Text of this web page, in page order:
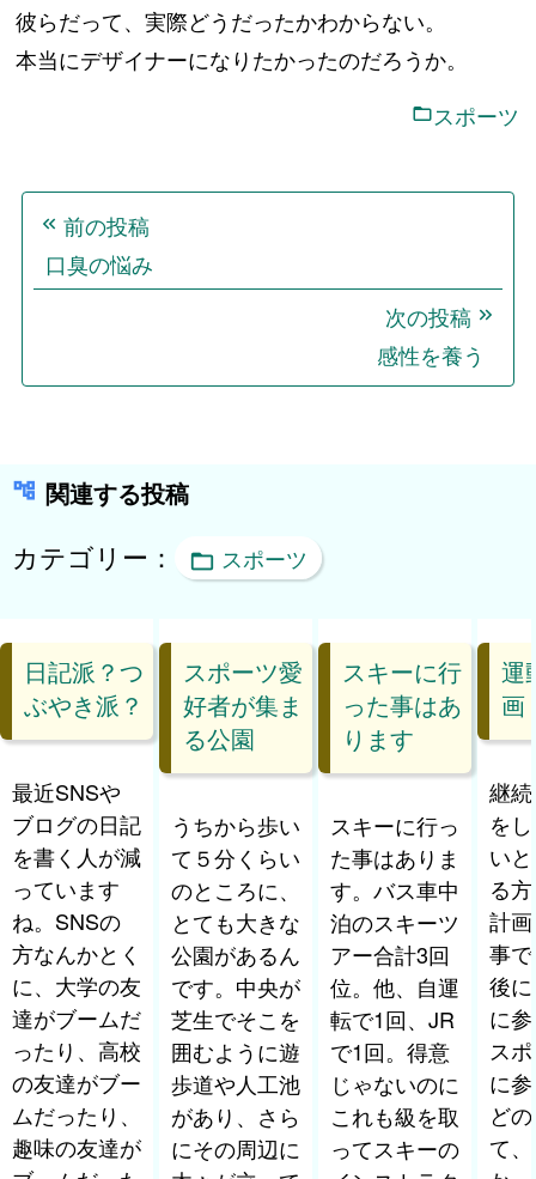
彼らだって、実際どうだったかわからない。
本当にデザイナーになりたかったのだろうか。
スポーツ
投
ナ
ー
ョ
ン
前の投稿
口臭の悩み
次の投稿
感性を養う
関連する投稿
カテゴリー： スポーツ
日記派？つ
ぶやき派？
最近SNSや
ブログの日記
を書く人が減
っています
ね。SNSの
方なんかとく
に、大学の友
達がブームだ
ったり、高校
の友達がブー
ムだったり、
趣味の友達が
スポーツ愛
好者が集ま
る公園
うちから歩い
て５分くらい
のところに、
とても大きな
公園があるん
です。中央が
芝生でそこを
囲むように遊
歩道や人工池
があり、さら
にその周辺に
スキーに行
った事はあ
ります
スキーに行っ
た事はありま
す。バス車中
泊のスキーツ
アー合計3回
位。他、自運
転で1回、JR
で1回。得意
じゃないのに
これも級を取
ってスキーの
運
画
継
を
い
る
計
事
後
に
ス
に
ど
て